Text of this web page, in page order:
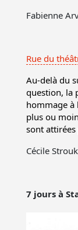
Fabienne
Rue du
Au-delà du
question, la
hommage à
plus ou
sont attirées
Cécile Strouk
7 jours à